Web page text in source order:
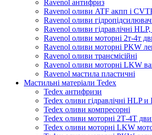
Ravenol антифриз
Ravenol оливи ATF акпп і CVTF
Ravenol оливи
Ravenol оливи гідравлічні
Ravenol оливи моторні 2т-4т
Ravenol оливи моторні PKW
Ravenol оливи трансмісійні
Ravenol оливи моторні LKW
Ravenol мастила пластичні
Мастильні матеріали Tedex
Tedex антифризи
Tedex оливи гідравлічні HLP
Tedex оливи компресорні
Tedex оливи моторні 2Т-4Т
Tedex оливи моторні LKW